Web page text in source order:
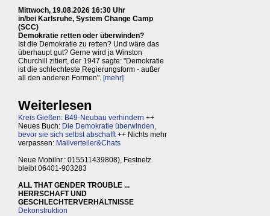
Mittwoch, 19.08.2026 16:30 Uhr
in/bei Karlsruhe, System Change Camp
(SCC)
Demokratie retten oder überwinden?
Ist die Demokratie zu retten? Und wäre das
überhaupt gut? Gerne wird ja Winston
Churchill zitiert, der 1947 sagte: "Demokratie
ist die schlechteste Regierungsform - außer
all den anderen Formen". [mehr]
Weiterlesen
Kreis Gießen: B49-Neubau verhindern ++
Neues Buch: Die Demokratie überwinden,
bevor sie sich selbst abschafft++ Nichts mehr
verpassen: Mailverteiler&Chats
Neue Mobilnr.: 015511439808), Festnetz
bleibt 06401-903283
ALL THAT GENDER TROUBLE ...
HERRSCHAFT UND
GESCHLECHTERVERHÄLTNISSE
Dekonstruktion